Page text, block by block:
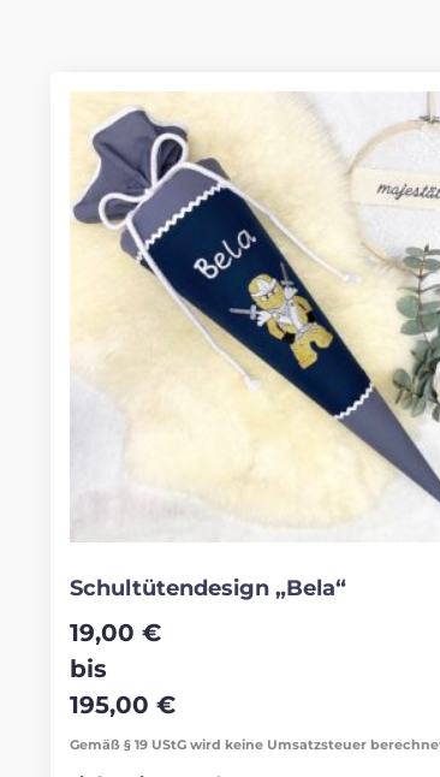
Schultütendesign „Bela“
19,00 €
bis
195,00 €
Gemäß § 19 UStG wird keine Umsatzsteuer